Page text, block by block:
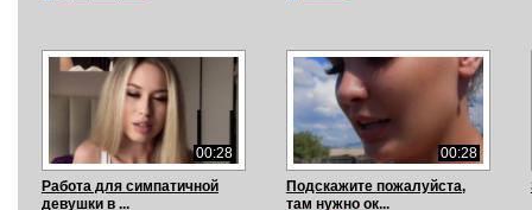
00:28
Работа для симпатичной
девушки в ...
00:28
Подскажите пожалуйста,
там нужно ок...